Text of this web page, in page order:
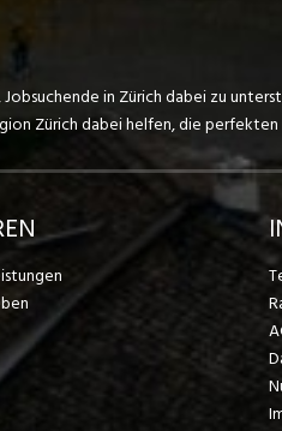
in Zürich dabei zu
Zürich dabei helfen, die